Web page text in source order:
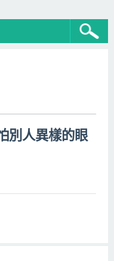
別人異樣的眼